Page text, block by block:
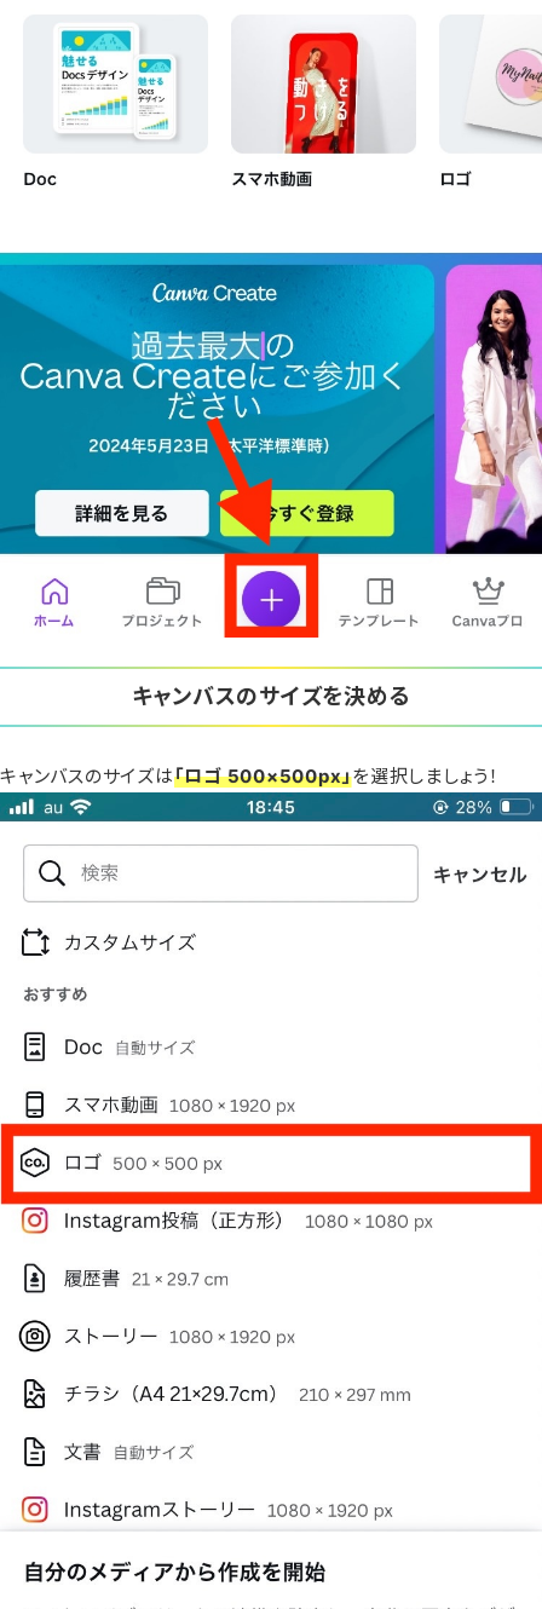
キャンバスのサイズを決める
キャンバスのサイズは「ロゴ 500×500px」を選択しましょう！